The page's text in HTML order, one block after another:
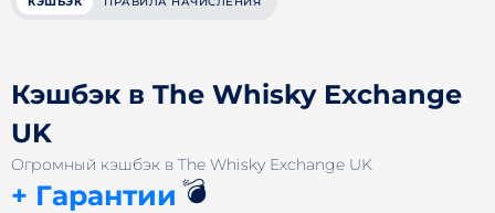
Кэшбэк в The Whisky Exchange
UK
Огромный кэшбэк в The Whisky Exchange UK
+ Гарантии 💣